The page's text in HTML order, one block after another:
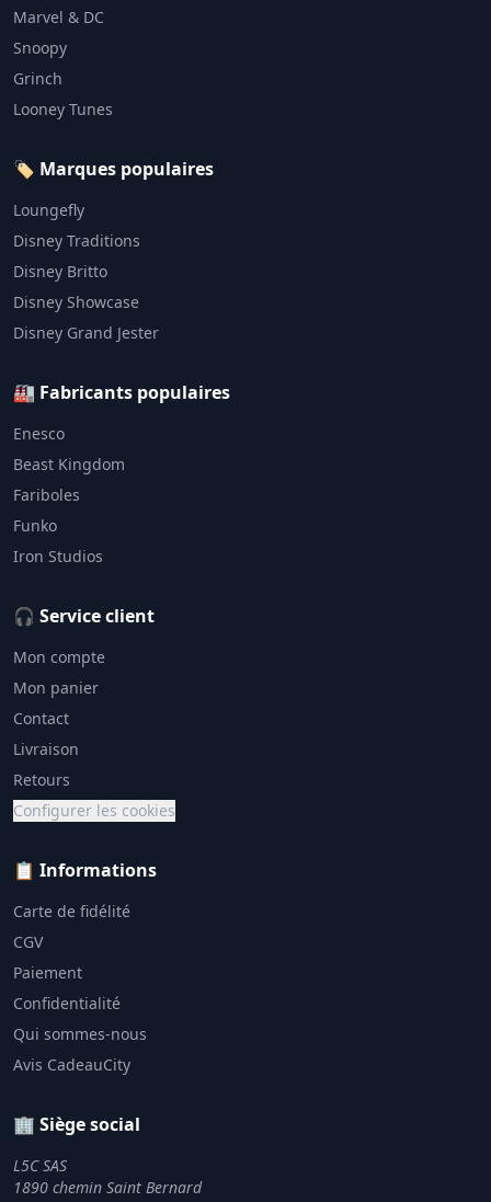
Marvel & DC
Snoopy
Grinch
Looney Tunes
🏷️ Marques populaires
Loungefly
Disney Traditions
Disney Britto
Disney Showcase
Disney Grand Jester
🏭 Fabricants populaires
Enesco
Beast Kingdom
Fariboles
Funko
Iron Studios
🎧 Service client
Mon compte
Mon panier
Contact
Livraison
Retours
Configurer les cookies
📋 Informations
Carte de fidélité
CGV
Paiement
Confidentialité
Qui sommes-nous
Avis CadeauCity
🏢 Siège social
L5C SAS
1890 chemin Saint Bernard